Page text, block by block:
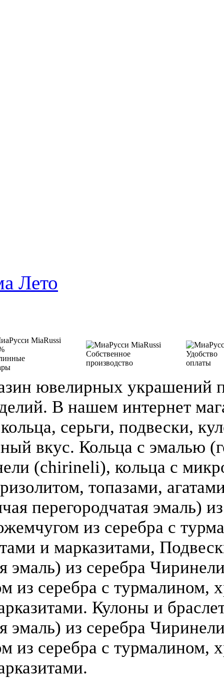
Лето
Собственное
производство
Удобство
оплаты
ювелирных украшений
В нашем интернет
серьги, подвески,
вкус. Кольца с эмалью
(chirineli), кольца с
топазами,
перегородчатая эмаль)
из серебра с
и марказитами,
эмаль) из серебра
из серебра с турмалином,
Кулоны и
эмаль) из серебра
из серебра с турмалином,